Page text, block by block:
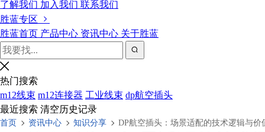
了解我们 加入我们 联系我们
胜蓝专区
胜蓝首页 产品中心 资讯中心 关于胜蓝
热门搜索
m12线束 m12连接器 工业线束 dp航空插头
最近搜索 清空历史记录
首页 资讯中心 知识分享 DP航空插头：场景适配的技术逻辑与价